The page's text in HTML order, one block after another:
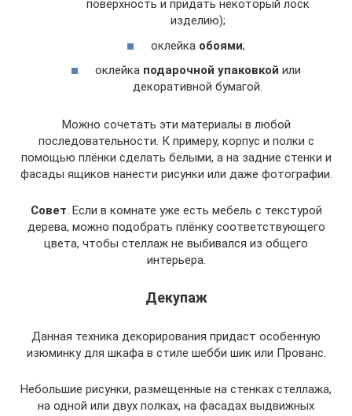
поверхность и придать некоторый лоск
изделию);
оклейка обоями;
оклейка подарочной упаковкой или
декоративной бумагой.
Можно сочетать эти материалы в любой
последовательности. К примеру, корпус и полки с
помощью плёнки сделать белыми, а на задние стенки и
фасады ящиков нанести рисунки или даже фотографии.
Совет. Если в комнате уже есть мебель с текстурой
дерева, можно подобрать плёнку соответствующего
цвета, чтобы стеллаж не выбивался из общего
интерьера.
Декупаж
Данная техника декорирования придаст особенную
изюминку для шкафа в стиле шебби шик или Прованс.
Небольшие рисунки, размещенные на стенках стеллажа,
на одной или двух полках, на фасадах выдвижных